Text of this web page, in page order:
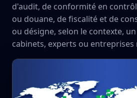
d'audit, de conformité en
ou douane, de fiscalité et de
ou désigne, selon le contexte,
cabinets, experts ou entreprises